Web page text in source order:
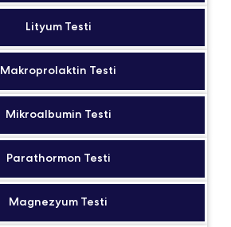
Lityum Testi
Makroprolaktin Testi
Mikroalbumin Testi
Parathormon Testi
Magnezyum Testi